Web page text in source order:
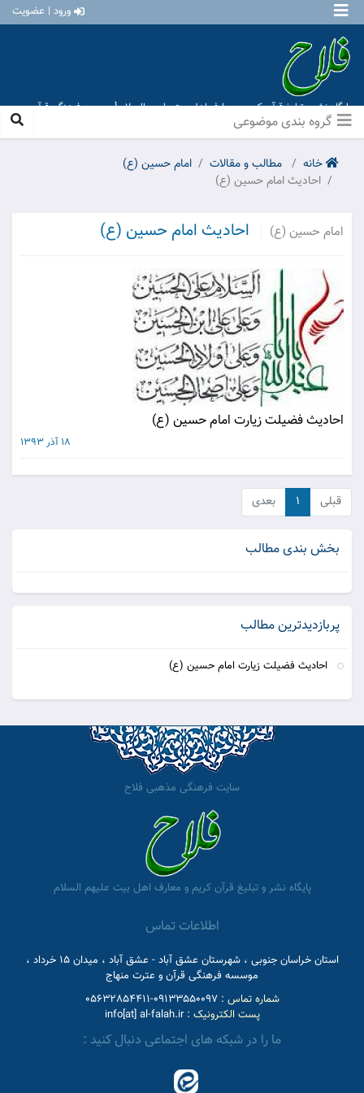
ورود | عضویت
پایگاه نشر و تبلیغ قرآن کریم و معارف اهل بیت علیهم السلام [ موسسه فرهنگی قرآن و
عترت منهاج عشق آباد ]
خانه مطالب و مقالات
امام حسین (ع)
احادیث امام حسین (ع)
امام حسین (ع) احادیث امام حسین (ع)
احادیث فضیلت زیارت امام حسین (ع)
18 آذر 1393
قبلی ۱ بعدی
بخش بندی مطالب
پربازدیدترین مطالب
احادیث فضیلت زیارت امام حسین (ع)
سایت فرهنگی مذهبی فلاح
پایگاه نشر و تبلیغ قرآن کریم و معارف اهل بیت علیهم السلام
اطلاعات تماس
استان خراسان جنوبی ، شهرستان عشق آباد - عشق آباد ، میدان 15 خرداد ،
موسسه فرهنگی قرآن و عترت منهاج
شماره تماس :09133550097-05632854411
پست الکترونیک :info[at] al-falah.ir
ما را در شبکه های اجتماعی دنبال کنید :